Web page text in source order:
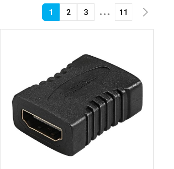
1 2 3 ... 11